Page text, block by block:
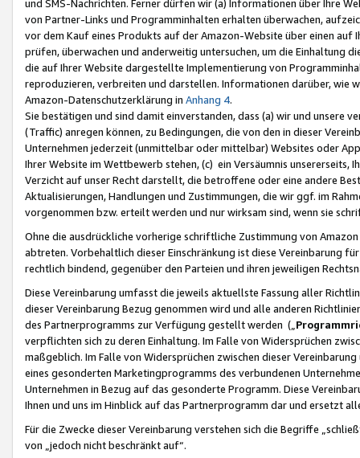
und SMS-Nachrichten. Ferner dürfen wir (a) Informationen über Ihre
von Partner-Links und Programminhalten erhalten überwachen,
vor dem Kauf eines Produkts auf der Amazon-Website über einen
prüfen, überwachen und anderweitig untersuchen, um die Einhaltung
die auf Ihrer Website dargestellte Implementierung von
reproduzieren, verbreiten und darstellen. Informationen darüber, wie
Amazon-Datenschutzerklärung in Anhang 4.
Sie bestätigen und sind damit einverstanden, dass (a) wir und
(Traffic) anregen können, zu Bedingungen, die von den in dieser
Unternehmen jederzeit (unmittelbar oder mittelbar) Websites oder
Ihrer Website im Wettbewerb stehen, (c) ein Versäumnis unsererseits,
Verzicht auf unser Recht darstellt, die betroffene oder eine andere
Aktualisierungen, Handlungen und Zustimmungen, die wir ggf. im
vorgenommen bzw. erteilt werden und nur wirksam sind, wenn sie
Ohne die ausdrückliche vorherige schriftliche Zustimmung von
abtreten. Vorbehaltlich dieser Einschränkung ist diese Vereinbarung
rechtlich bindend, gegenüber den Parteien und ihren jeweiligen
Diese Vereinbarung umfasst die jeweils aktuellste Fassung aller
dieser Vereinbarung Bezug genommen wird und alle anderen
des Partnerprogramms zur Verfügung gestellt werden („
verpflichten sich zu deren Einhaltung. Im Falle von Widersprüchen
maßgeblich. Im Falle von Widersprüchen zwischen dieser
eines gesonderten Marketingprogramms des verbundenen
Unternehmen in Bezug auf das gesonderte Programm. Diese
Ihnen und uns im Hinblick auf das Partnerprogramm dar und ersetzt
Für die Zwecke dieser Vereinbarung verstehen sich die Begriffe
von „jedoch nicht beschränkt auf“.